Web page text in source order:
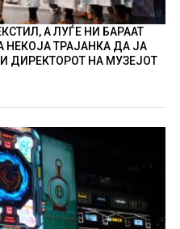
А ЛУЃЕ НИ БАРААТ
НЕКОЈА ТРАЈАНКА ДА ЈА
ДИРЕКТОРОТ НА МУЗЕЈОТ